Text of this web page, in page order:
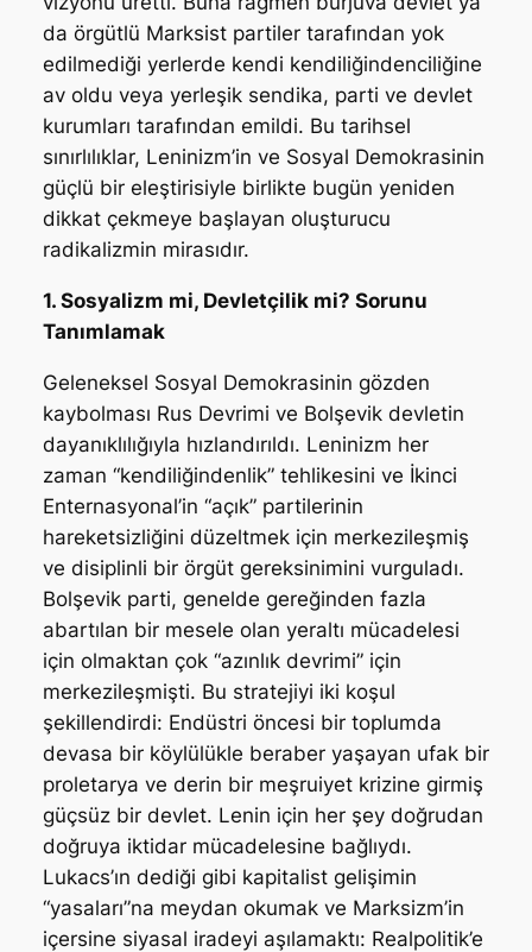
da örgütlü Marksist partiler tarafından yok
edilmediği yerlerde kendi kendiliğindenciliğine
av oldu veya yerleşik sendika, parti ve devlet
kurumları tarafından emildi. Bu tarihsel
sınırlılıklar, Leninizm’in ve Sosyal Demokrasinin
güçlü bir eleştirisiyle birlikte bugün yeniden
dikkat çekmeye başlayan oluşturucu
radikalizmin mirasıdır.
1. Sosyalizm mi, Devletçilik mi? Sorunu
Tanımlamak
Geleneksel Sosyal Demokrasinin gözden
kaybolması Rus Devrimi ve Bolşevik devletin
dayanıklılığıyla hızlandırıldı. Leninizm her
zaman “kendiliğindenlik” tehlikesini ve İkinci
Enternasyonal’in “açık” partilerinin
hareketsizliğini düzeltmek için merkezileşmiş
ve disiplinli bir örgüt gereksinimini vurguladı.
Bolşevik parti, genelde gereğinden fazla
abartılan bir mesele olan yeraltı mücadelesi
için olmaktan çok “azınlık devrimi” için
merkezileşmişti. Bu stratejiyi iki koşul
şekillendirdi: Endüstri öncesi bir toplumda
devasa bir köylülükle beraber yaşayan ufak bir
proletarya ve derin bir meşruiyet krizine girmiş
güçsüz bir devlet. Lenin için her şey doğrudan
doğruya iktidar mücadelesine bağlıydı.
Lukacs’ın dediği gibi kapitalist gelişimin
“yasaları”na meydan okumak ve Marksizm’in
içersine siyasal iradeyi aşılamaktı: Realpolitik’e